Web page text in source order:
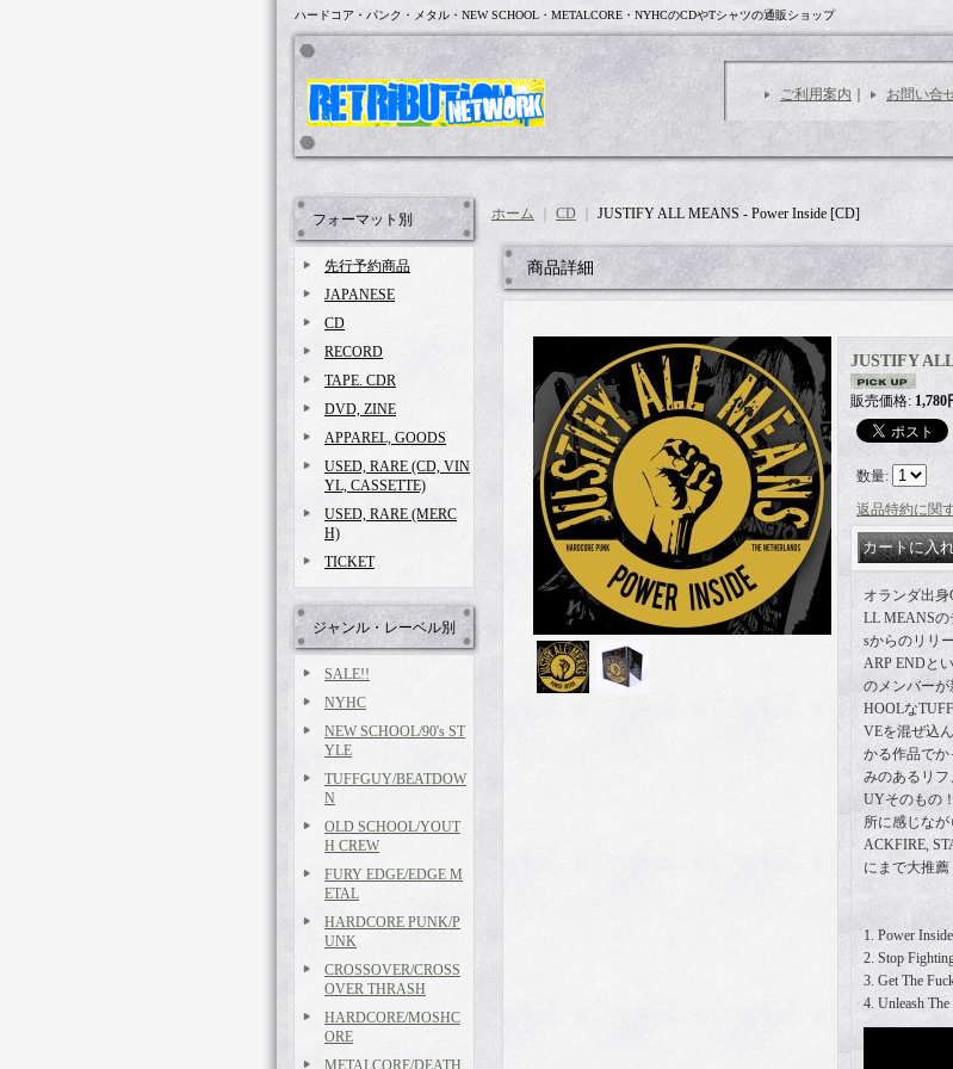
ハードコア・パンク・メタル・NEW SCHOOL・METALCORE・NYHCのCDやTシャツの通販ショップ
ご利用案内 お問い合
フォーマット別
先行予約商品
JAPANESE
CD
RECORD
TAPE. CDR
DVD, ZINE
APPAREL, GOODS
USED, RARE (CD, VIN
YL, CASSETTE)
USED, RARE (MERC
H)
TICKET
ジャンル・レーベル別
SALE!!
NYHC
NEW SCHOOL/90's ST
YLE
TUFFGUY/BEATDOW
N
OLD SCHOOL/YOUT
H CREW
FURY EDGE/EDGE M
ETAL
HARDCORE PUNK/P
UNK
CROSSOVER/CROSS
OVER THRASH
HARDCORE/MOSHC
ORE
METALCORE/DEATH
ホーム CD JUSTIFY ALL MEANS - Power Inside [CD]
商品詳細
JUSTIFY
販売価格: 1,780
数量:
返品特約に関
オランダ出
LL MEANSの
sからのリリ
ARP ENDと
のメンバー
HOOLな
VEを混ぜ込
かる作品で
みのあるリ
UYそのもの
所に感じな
ACKFIRE,
にまで大推薦
1. Power Inside
2. Stop
3. Get The
4. Unleash The